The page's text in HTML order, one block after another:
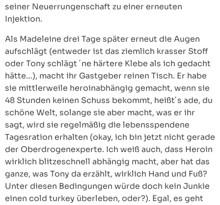
seiner Neuerrungenschaft zu einer erneuten
Injektion.
Als Madeleine drei Tage später erneut die Augen
aufschlägt (entweder ist das ziemlich krasser Stoff
oder Tony schlägt ´ne härtere Klebe als ich gedacht
hätte…), macht ihr Gastgeber reinen Tisch. Er habe
sie mittlerweile heroinabhängig gemacht, wenn sie
48 Stunden keinen Schuss bekommt, heißt´s ade, du
schöne Welt, solange sie aber macht, was er ihr
sagt, wird sie regelmäßig die lebensspendene
Tagesration erhalten (okay, ich bin jetzt nicht gerade
der Oberdrogenexperte. Ich weiß auch, dass Heroin
wirklich blitzeschnell abhängig macht, aber hat das
ganze, was Tony da erzählt, wirklich Hand und Fuß?
Unter diesen Bedingungen würde doch kein Junkie
einen cold turkey überleben, oder?). Egal, es geht